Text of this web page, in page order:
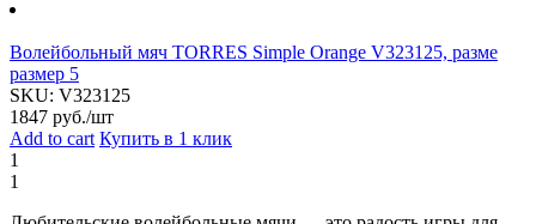
Волейбольный мяч TORRES Simple Orange V323125, разме
размер 5
SKU: V323125
1847 руб./шт
Add to cart Купить в 1 клик
1
1